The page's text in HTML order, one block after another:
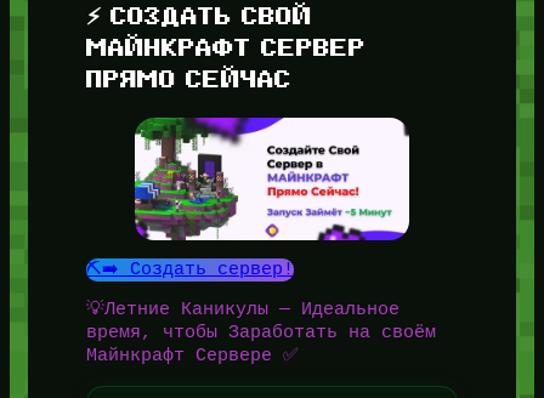
⚡ СОЗДАТЬ СВОЙ
МАЙНКРАФТ СЕРВЕР
ПРЯМО СЕЙЧАС
⛏️➡️ Создать сервер!
💡Летние Каникулы — Идеальное
время, чтобы Заработать на своём
Майнкрафт Сервере ✅